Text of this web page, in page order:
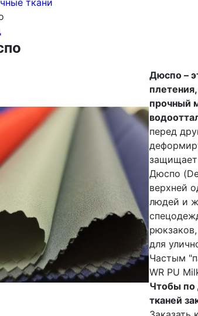
ткани
Дюспо –
прочный
перед
защищает
Дюспо
верхней
людей и
для
Частым
WR PU
Чтобы по
тканей